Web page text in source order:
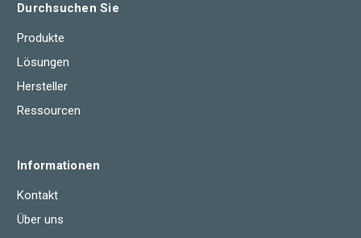
Durchsuchen Sie
Produkte
Lösungen
Hersteller
Ressourcen
Informationen
Kontakt
Über uns